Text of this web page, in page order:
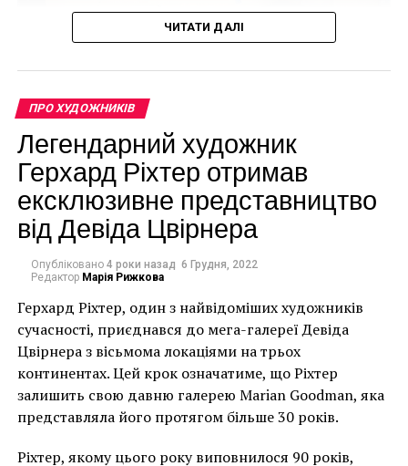
вызывать чувство
эстетического
наслаждения! Очень
много молодых и
талантливых
художников творят
каждый день, все
работы
индивидуальны, а
разнообразие картин
переполняет
современные галереи.
Со стороны
наблюдателя могу
сказать, что при
Гостомель, Україна – 12 листопада. Стріт-арт із
зображенням людини в халаті з вогнегасником і
протигазом на стіні зруйнованої будівлі в Гостомелі
біля аеропорту “Антонов” 12 листопада 2022 року в
Київській області, Україна. 11 листопада 2022 року
художник Бенксі оголосив, що зробив подібну роботу
в Бородянці, також у Київській області. Під час
запеклих боїв було завдано значних пошкоджень
житловим будинкам та будівлям, оскільки аеродром
“Антонов” був тимчасово захоплений російськими
Росії в Україну. Перебої з електро- та
ЧИТАТИ ДАЛІ
ПРО ХУДОЖНИКІВ
Легендарний художник
Герхард Ріхтер отримав
ексклюзивне представництво
від Девіда Цвірнера
Опубліковано 4 роки назад 6 Грудня, 2022
Редактор Марія Рижкова
Герхард Ріхтер, один з найвідоміших художників
сучасності, приєднався до мега-галереї Девіда
Цвірнера з вісьмома локаціями на трьох
континентах. Цей крок означатиме, що Ріхтер
залишить свою давню галерею Marian Goodman, яка
представляла його протягом більше 30 років.
Ріхтер, якому цього року виповнилося 90 років,